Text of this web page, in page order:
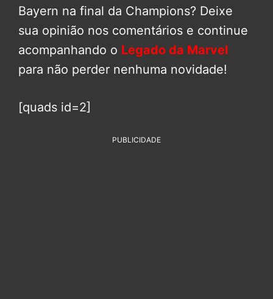
Bayern na final da Champions? Deixe
sua opinião nos comentários e continue
acompanhando o Legado da Marvel
para não perder nenhuma novidade!
[quads id=2]
PUBLICIDADE